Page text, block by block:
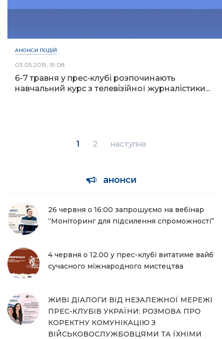
АНОНСИ ПОДІЙ
03.05.2019, 19:08
6-7 травня у прес-клубі розпочинають
навчальний курс з телевізійної журналістики...
1 2 наступна
анонси
26 червня о 16:00 запрошуємо на вебінар
“Моніторинг для підсилення спроможності”
4 червня о 12.00 у прес-клубі витатиме вайб
сучасного міжнародного мистецтва
ЖИВІ ДІАЛОГИ ВІД НЕЗАЛЕЖНОЇ МЕРЕЖІ
ПРЕС-КЛУБІВ УКРАЇНИ: РОЗМОВА ПРО
КОРЕКТНУ КОМУНІКАЦІЮ З
ВІЙСЬКОВОСЛУЖБОВЦЯМИ ТА ЇХНІМИ